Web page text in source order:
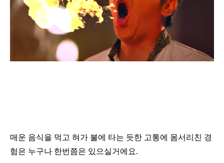
매운 음식을 먹고 혀가 불에 타는 듯한 고통에 몸서리친 경
험은 누구나 한번쯤은 있으실거에요.